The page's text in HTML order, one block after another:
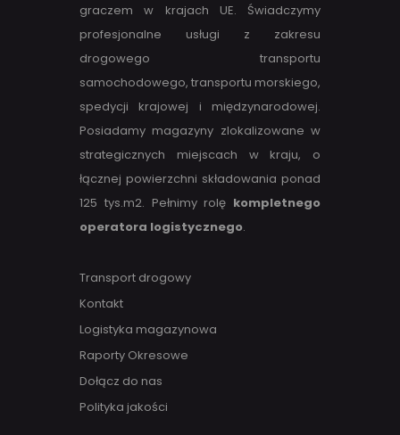
graczem w krajach UE. Świadczymy
profesjonalne usługi z zakresu
drogowego transportu
samochodowego, transportu morskiego,
spedycji krajowej i międzynarodowej.
Posiadamy magazyny zlokalizowane w
strategicznych miejscach w kraju, o
łącznej powierzchni składowania ponad
125 tys.m2. Pełnimy rolę kompletnego
operatora logistycznego.
Transport drogowy
Kontakt
Logistyka magazynowa
Raporty Okresowe
Dołącz do nas
Polityka jakości